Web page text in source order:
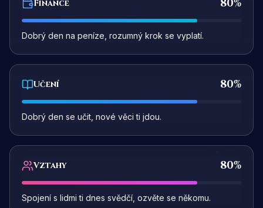
Finance 80%
Dobrý den na peníze, rozumný krok se vyplatí.
Učení 80%
Dobrý den se učit, nové věci ti jdou.
Vztahy 80%
Spojení s lidmi ti dnes svědčí, ozvěte se někomu.